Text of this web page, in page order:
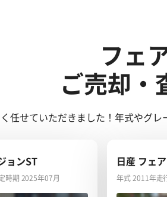
フェ
ご売却・
任せていただきました！年式やグ
ョンST
時期 2025年07月
日産 フェ
年式 2011年走